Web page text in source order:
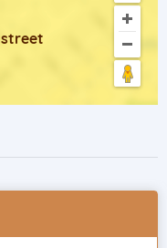
street